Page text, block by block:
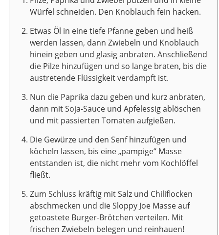
Würfel schneiden. Den Knoblauch fein hacken.
Etwas Öl in eine tiefe Pfanne geben und heiß
werden lassen, dann Zwiebeln und Knoblauch
hinein geben und glasig anbraten. Anschließend
die Pilze hinzufügen und so lange braten, bis die
austretende Flüssigkeit verdampft ist.
Nun die Paprika dazu geben und kurz anbraten,
dann mit Soja-Sauce und Apfelessig ablöschen
und mit passierten Tomaten aufgießen.
Die Gewürze und den Senf hinzufügen und
köcheln lassen, bis eine „pampige“ Masse
entstanden ist, die nicht mehr vom Kochlöffel
fließt.
Zum Schluss kräftig mit Salz und Chiliflocken
abschmecken und die Sloppy Joe Masse auf
getoastete Burger-Brötchen verteilen. Mit
frischen Zwiebeln belegen und reinhauen!